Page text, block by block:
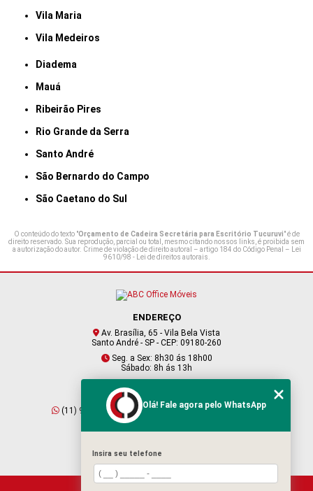
Vila Maria
Vila Medeiros
Diadema
Mauá
Ribeirão Pires
Rio Grande da Serra
Santo André
São Bernardo do Campo
São Caetano do Sul
O conteúdo do texto "Orçamento de Cadeira Secretária para Escritório Tucuruvi" é de
direito reservado. Sua reprodução, parcial ou total, mesmo citando nossos links, é proibida sem
a autorização do autor. Crime de violação de direito autoral – artigo 184 do Código Penal – Lei
9610/98 - Lei de direitos autorais.
ENDEREÇO
Av. Brasília, 65 - Vila Bela Vista
Santo André - SP - CEP: 09180-260
Seg. a Sex: 8h30 ás 18h00
Sábado: 8h ás 13h
CONTATO
(11) 95409-2229
(11) 4901-6045
vendas@abcofficemoveis.com.br
Olá! Fale agora pelo WhatsApp
Insira seu telefone